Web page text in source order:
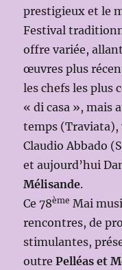
prestigieux et le
Festival
offre variée,
œuvres plus
les chefs les plus
« di casa », mais
temps (Traviata),
Claudio Abbado
et aujourd’hui
Mélisande.
Ce 78ème Mai
rencontres, de
stimulantes,
outrePelléas et